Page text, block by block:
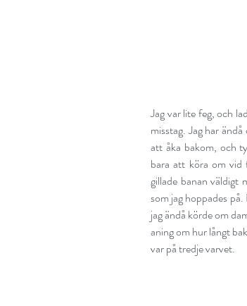
Jag var lite feg, och
misstag. Jag har
att åka bakom, och
bara att köra om vid
gillade banan väldigt
som jag hoppades
jag ändå körde om
aning om hur långt
var på tredje varvet.